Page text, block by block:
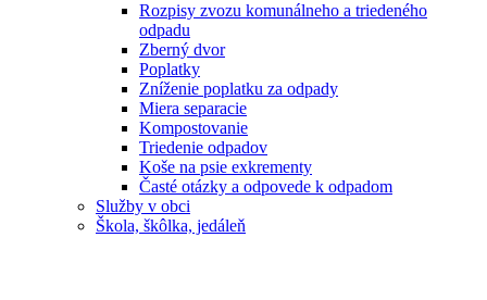
Rozpisy zvozu komunálneho a triedeného
odpadu
Zberný dvor
Poplatky
Zníženie poplatku za odpady
Miera separacie
Kompostovanie
Triedenie odpadov
Koše na psie exkrementy
Časté otázky a odpovede k odpadom
Služby v obci
Škola, škôlka, jedáleň